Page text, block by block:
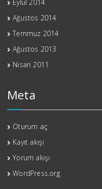
Eylül 2014
Ağustos 2014
Temmuz 2014
Ağustos 2013
Nisan 2011
Meta
Oturum aç
Kayıt akışı
Yorum akışı
WordPress.org